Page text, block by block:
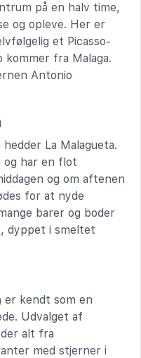
på en halv time,
og opleve. Her er
et Picasso-
kommer fra Malaga.
Antonio
La Malagueta.
og har en flot
og om aftenen
for at nyde
barer og boder
dyppet i smeltet
er kendt som en
Udvalget af
alt fra
med stjerner i